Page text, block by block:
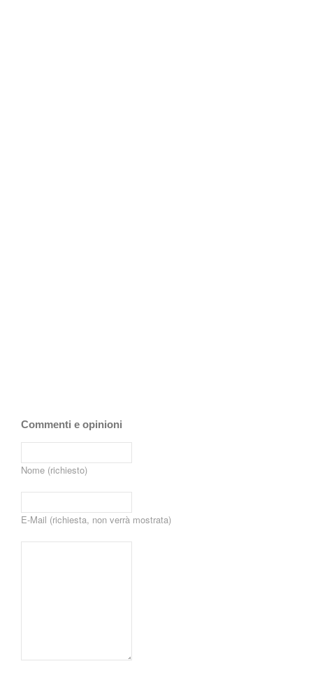
Commenti e opinioni
Nome (richiesto)
E-Mail (richiesta, non verrà mostrata)